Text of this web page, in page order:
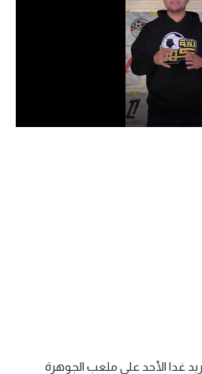
غدا الأحد على ملعب الجوهرة